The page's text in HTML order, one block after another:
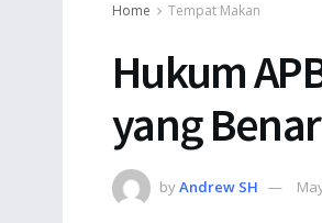
Home Tempat Makan
Hukum
yang
byAndrew SH